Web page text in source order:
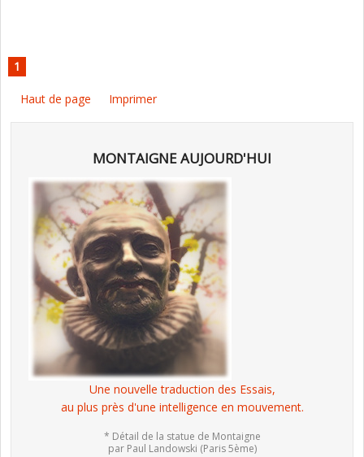
1
Haut de page Imprimer
MONTAIGNE AUJOURD'HUI
Une nouvelle traduction des Essais,
au plus près d'une intelligence en mouvement.
* Détail de la statue de Montaigne
par Paul Landowski (Paris 5ème)